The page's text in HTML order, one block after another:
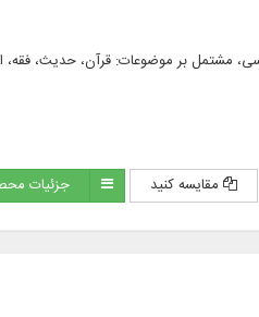
عربی و فارسی، مشتمل بر موضوعات: قرآن، حدیث،
مقایسه کنید جزئیات